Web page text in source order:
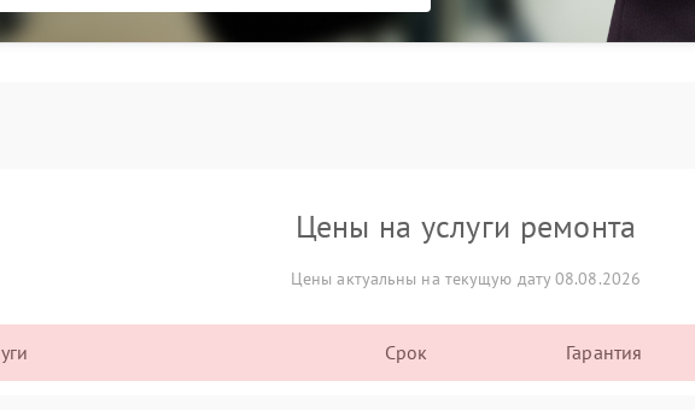
Цены на услуги ремонта
Цены актуальны на текущую дату 08.08.2026
Срок Гарантия